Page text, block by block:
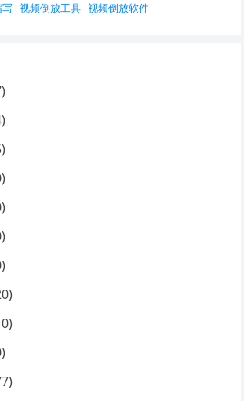
写 视频倒放工具 视频倒放软件